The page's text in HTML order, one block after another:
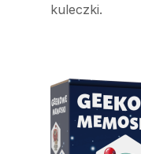
kuleczki.